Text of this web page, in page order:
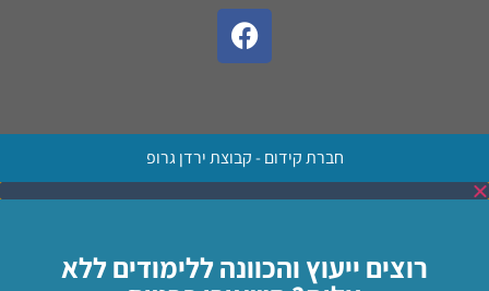
חברת קידום - קבוצת ירדן גרופ
רוצים ייעוץ והכוונה ללימודים ללא